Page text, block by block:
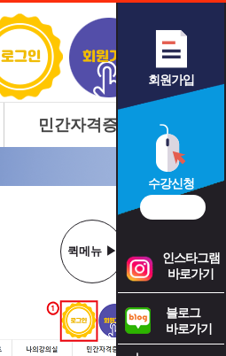
로그인 회원가입
민간자격증
퀵메뉴 ◀
퀵메뉴 ▶
회원가입
수강신청
인스타그램
바로가기
블로그
바로가기